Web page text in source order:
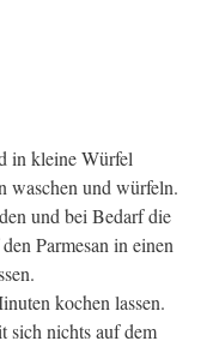
in kleine Würfel
waschen und würfeln.
und bei Bedarf die
Parmesan in einen
kochen lassen.
sich nichts auf dem